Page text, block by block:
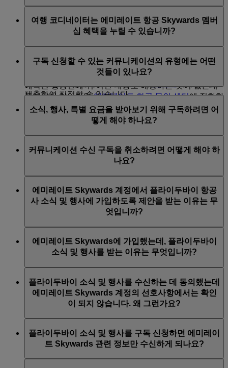
Skywards 계정의 이름과 일치하지 않는 경우(예를
들어 ‘William’ 대신 ‘Will’을 입력한 경우)
에미레이트 항공 Skywards 회원 번호가 예약과 관
련되지 않은 경우 업데이트하려면 예약 관리에 에
미레이트 Skywards 회원 번호를 추가하세요.
예약된 항공편에 위 어떤 내용도 해당하는 것이 없는데
표시되지 않는다면에미레이트 항공 문의 센터에 전화하
여 도움을 받으세요.
회원의 계정으로부터 정보 액세스 및 취득
회원을 위해 보상 청구
에미레이트 항공 문의 센터
제출하여 지정할 수 있습니다.
여행 코디네이터 지정 관련 조항 및 조건에 대한 자세한
프로그램 규정을 방문하여 섹션 4: 계정 관리를
참조하세요.
않은 경우, 여행 코디네이터는 귀하의 온라인 계정에 접
속할 수 없습니다.
여행 코디네이터는 에미레이트 항공 Skywards 멤버
십 혜택을 누릴 수 있습니까?
멤버십 특권도 누릴 자격이 없습니다. 하지만 본인이 에
미레이트 항공 Skywards 프로그램에 가입하여 자신의 혜
구독 신청할 수 있는 커뮤니케이션의 유형에는 어떤
것들이 있나요?
에미레이트 항공 소식 및 행사
소식, 행사, 특별 요금을 받아보기 위해 구독하려면 어
떻게 해야 하나요?
및 행사를 구독하여 수신하려면 에미레이트 Skywards에
등록할 때 해도 되고, 나중에 언제든 Skywards 계정에 로
이 웹 사이트에서 업데이트할 수 있습니다.
커뮤니케이션 수신 구독을 취소하려면 어떻게 해야 하
나요?
하단에 있는 구독 취소 링크를 통해, 에미레이트
Skywards 계정 선호사항을 업데이트하여, 또는 라이브
채팅/문의 센터를 통해 에미레이트 항공 또는 플라이두
에미레이트 Skywards 계정에서 플라이두바이 항공
사 소식 및 행사에 가입하도록 제안을 받는 이유는 무
엇입니까?
이 모두를 위한 우대 프로그램입니다. 따라서 에미레이
트 항공 및 플라이두바이 항공사의 소식 및 행사를 수신
에미레이트 Skywards에 가입했는데, 플라이두바이
소식 및 행사를 받는 이유는 무엇입니까?
미레이트 Skywards 및/또는 플라이두바이 소식 및 행사
중에서 구독을 신청할 수 있는 선택권을 드립니다. 커뮤
니케이션 기본 설정은 이에 따라 업데이트되었습니다.
플라이두바이 소식 및 행사를 수신하는 데 동의했는데
에미레이트 Skywards 계정의 선호사항에서는 확인
이 되지 않습니다. 왜 그런가요?
Skywards 멤버십 번호와 연결되어 있거나 제공한 이름이
에미레이트 Skywards 계정의 이름과 일치하지 않는다는
플라이두바이 소식 및 행사를 구독 신청하면 에미레이
트 Skywards 관련 정보만 수신하게 되나요?